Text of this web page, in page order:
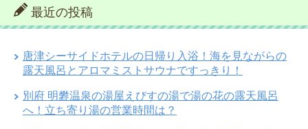
最近の投稿
唐津シーサイドホテルの日帰り入浴！海を見ながらの
露天風呂とアロマミストサウナですっきり！
別府 明礬温泉の湯屋えびすの湯で湯の花の露天風呂
へ！立ち寄り湯の営業時間は？